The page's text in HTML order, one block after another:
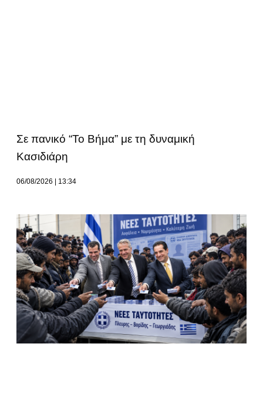
Σε πανικό “Το Βήμα” με τη δυναμική
Κασιδιάρη
06/08/2026 13:34